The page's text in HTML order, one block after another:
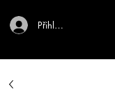
Přihlásit se